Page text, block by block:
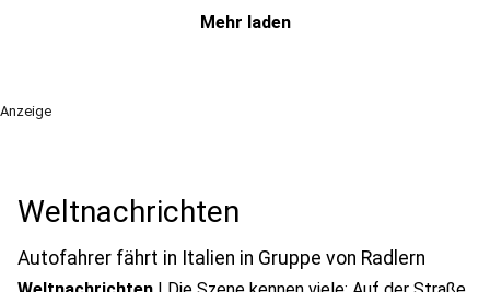
Mehr laden
Anzeige
Weltnachrichten
Autofahrer fährt in Italien in Gruppe von Radlern